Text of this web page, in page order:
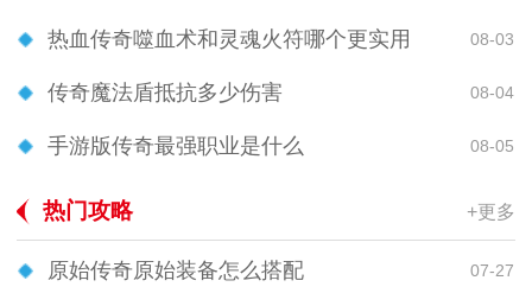
热血传奇噬血术和灵魂火符哪个更实用 08-03
传奇魔法盾抵抗多少伤害 08-04
手游版传奇最强职业是什么 08-05
热门攻略 +更多
原始传奇原始装备怎么搭配 07-27